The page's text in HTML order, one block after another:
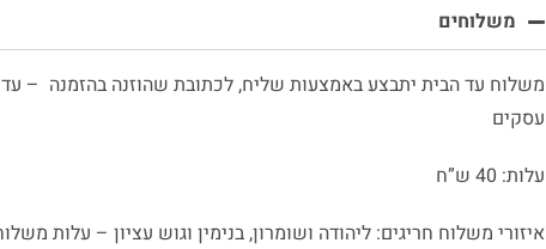
משלוחים
עסקים
עלות: 40 ש”ח
איזורי משלוח חריגים: ליהודה ושומרון, בנימין וגוש עציון – עלות משלוח 55